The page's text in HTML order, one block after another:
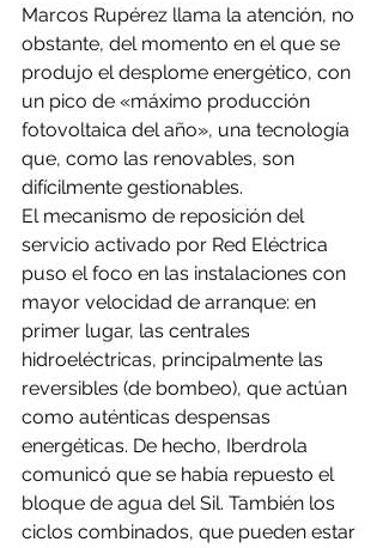
Marcos Rupérez llama la atención, no
obstante, del momento en el que se
produjo el desplome energético, con
un pico de «máximo producción
fotovoltaica del año», una tecnología
que, como las renovables, son
difícilmente gestionables.
El mecanismo de reposición del
servicio activado por Red Eléctrica
puso el foco en las instalaciones con
mayor velocidad de arranque: en
primer lugar, las centrales
hidroeléctricas, principalmente las
reversibles (de bombeo), que actúan
como auténticas despensas
energéticas. De hecho, Iberdrola
comunicó que se había repuesto el
bloque de agua del Sil. También los
ciclos combinados, que pueden estar